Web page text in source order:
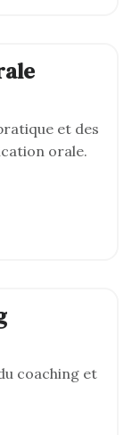
et des
orale.
coaching et